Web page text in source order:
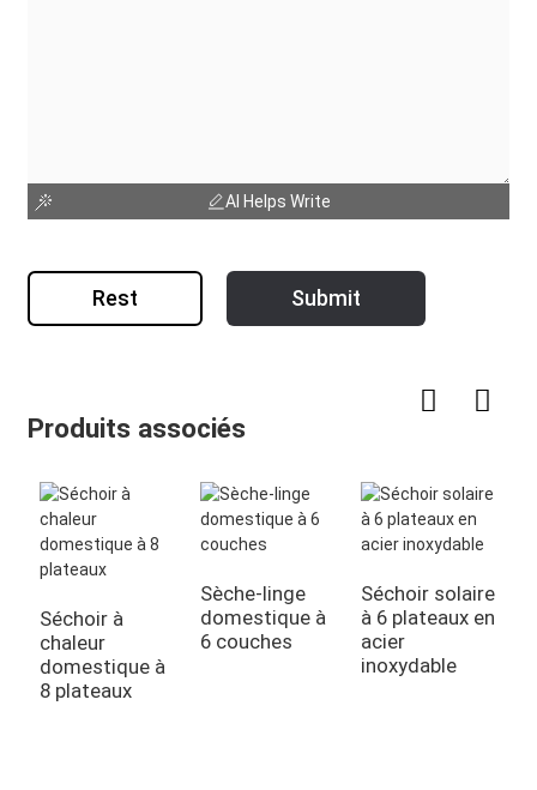
AI Helps Write
Rest Submit
Produits associés
Séchoir à
chaleur
domestique à
8 plateaux
Sèche-linge
domestique à
6 couches
Séchoir solaire
à 6 plateaux en
acier
inoxydable